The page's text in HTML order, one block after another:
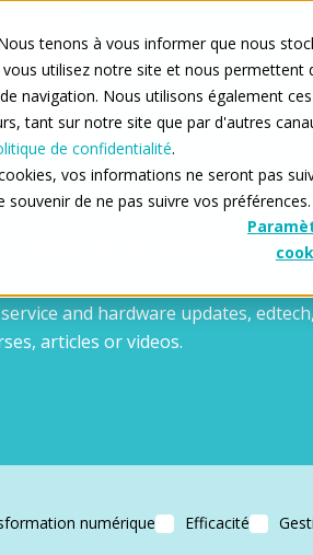
tenons à vous informer que nous
utilisez notre site et nous
navigation. Nous utilisons également
tant sur notre site que par d'autres
de confidentialité.
vos informations ne seront pas
de ne pas suivre vos préférences.
Nos solutions
and hardware updates,
articles or videos.
numérique Efficacité